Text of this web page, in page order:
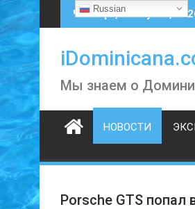
Skip
to
Четверг, 6 августа,
Мы знаем о
НОВОСТИ
Porsche GTS
Russian